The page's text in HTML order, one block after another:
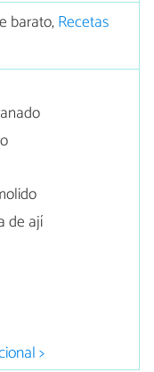
barato,Recetas
de ají
>